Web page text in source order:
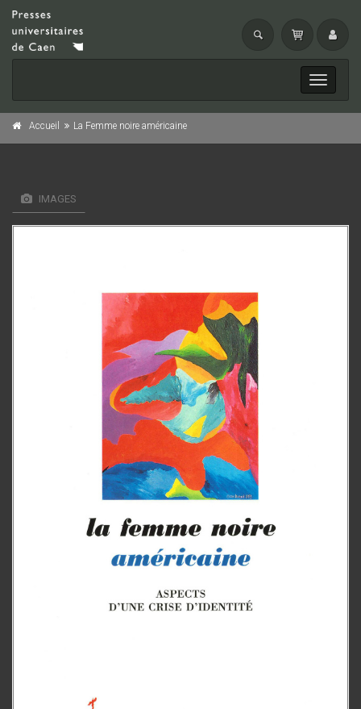
Toggle
Accueil La Femme noire américaine
IMAGES